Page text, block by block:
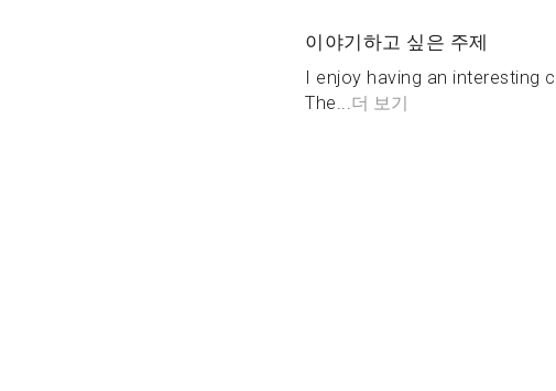
이야기하고 싶은 주제
I enjoy having an interesting
The...더 보기